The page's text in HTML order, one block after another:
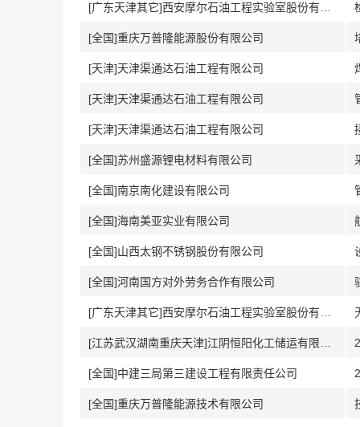
[全国]重庆万普隆能源股份有限公司
[天津]天津渠通达石油工程有限公司
[天津]天津渠通达石油工程有限公司
[天津]天津渠通达石油工程有限公司
[全国]苏州盛源锂电材料有限公司
[全国]南京南化建设有限公司
[全国]海南美亚实业有限公司
[全国]山西太钢不锈钢股份有限公司
[全国]河南国方对外劳务合作有限公司
[全国]中建三局第三建设工程有限责任公司
[全国]重庆万普隆能源技术有限公司